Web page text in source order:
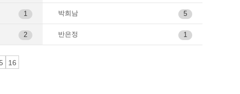
1
2
박희남 5
반은정 1
16